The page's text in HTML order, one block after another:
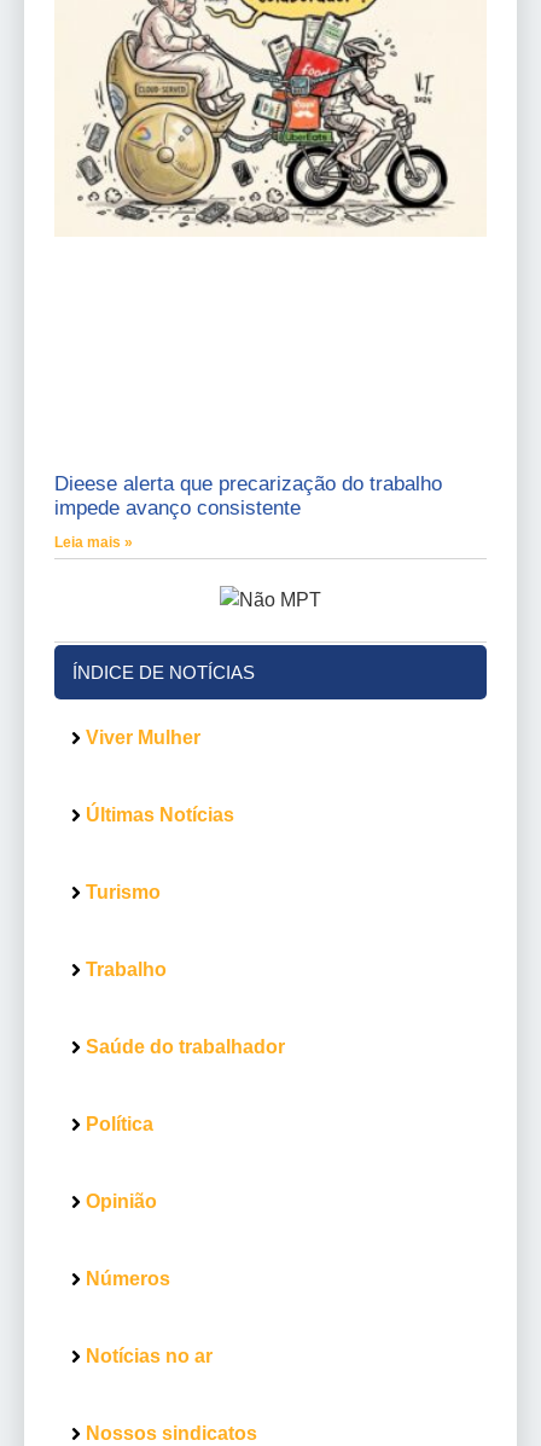
Dieese alerta que precarização do trabalho
impede avanço consistente
Leia mais »
ÍNDICE DE NOTÍCIAS
Viver Mulher
Últimas Notícias
Turismo
Trabalho
Saúde do trabalhador
Política
Opinião
Números
Notícias no ar
Nossos sindicatos